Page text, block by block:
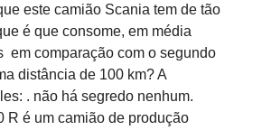
este camião Scania tem de tão
é que consome, em média
em comparação com o segundo
distância de 100 km? A
. não há segredo nenhum.
R é um camião de produção